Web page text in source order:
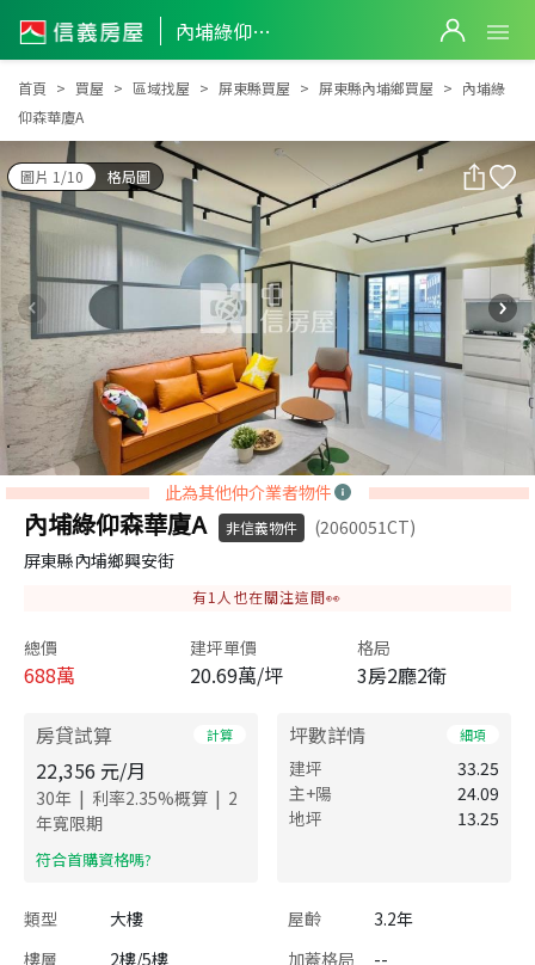
內埔綠仰森華廈A
內埔綠仰森華廈A
首頁 買屋 區域找屋 屏東縣買屋 屏東縣內埔鄉買屋
內埔綠
仰森華廈A
圖片 1/10 格局圖
此為其他仲介業者物件
內埔綠仰森華廈A 非信義物件
(2060051CT)
屏東縣內埔鄉興安街
有1 人也在關注這間👀
總價
688萬
建坪單價
20.69萬/坪
格局
3房2廳2衛
房貸試算 計算
22,356 元/月
30年 | 利率2.35%概算 | 2
年寬限期
​符合首購資格嗎?
坪數詳情 細項
建坪
33.25
主+陽
24.09
地坪
13.25
類型 大樓 屋齡
3.2年
樓層
2樓/5樓 加蓋格局
--